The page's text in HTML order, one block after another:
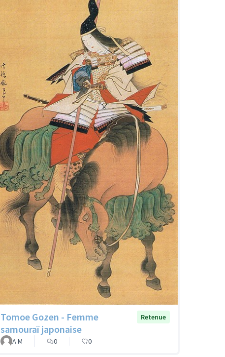
Tomoe Gozen - Femme
samouraï japonaise
Retenue
A M 0 0